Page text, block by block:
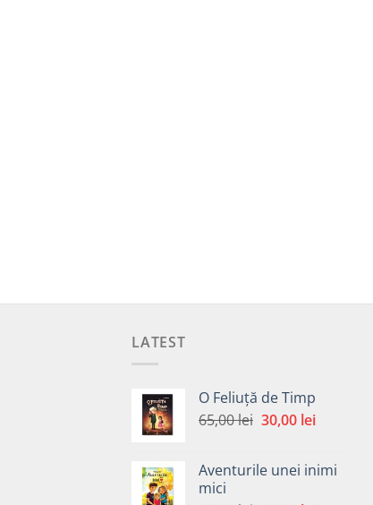
LATEST
O Feliuță de Timp
65,00lei Prețul
fost:
30,00 leiPrețul
30,00 lei.
Aventurile unei inimi
mici